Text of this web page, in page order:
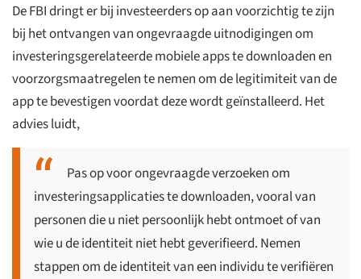
De FBI dringt er bij investeerders op aan voorzichtig te zijn
bij het ontvangen van ongevraagde uitnodigingen om
investeringsgerelateerde mobiele apps te downloaden en
voorzorgsmaatregelen te nemen om de legitimiteit van de
app te bevestigen voordat deze wordt geïnstalleerd. Het
advies luidt,
Pas op voor ongevraagde verzoeken om
investeringsapplicaties te downloaden, vooral van
personen die u niet persoonlijk hebt ontmoet of van
wie u de identiteit niet hebt geverifieerd. Nemen
stappen om de identiteit van een individu te verifiëren